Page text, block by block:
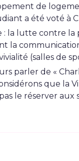
de
a été voté à
: la lutte contre la
la
(salles de
parler de «
que la
le réserver